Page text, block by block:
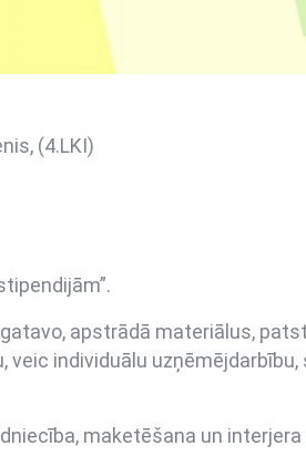
(4.LKI)
apstrādā materiālus,
individuālu uzņēmējdarbību,
maketēšana un